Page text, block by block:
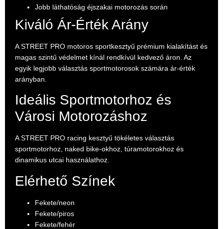
Jobb láthatóság éjszakai motorozás során
Kiváló Ár-Érték Arány
A STREET PRO motoros sportkesztyű prémium kialakítást és
magas szintű védelmet kínál rendkívül kedvező áron. Az
egyik legjobb választás sportmotorosok számára ár-érték
arányban.
Ideális Sportmotorhoz és
Városi Motorozáshoz
A STREET PRO racing kesztyű tökéletes választás
sportmotorhoz, naked bike-okhoz, túramotorokhoz és
dinamikus utcai használathoz.
Elérhető Színek
Fekete/neon
Fekete/piros
Fekete/fehér